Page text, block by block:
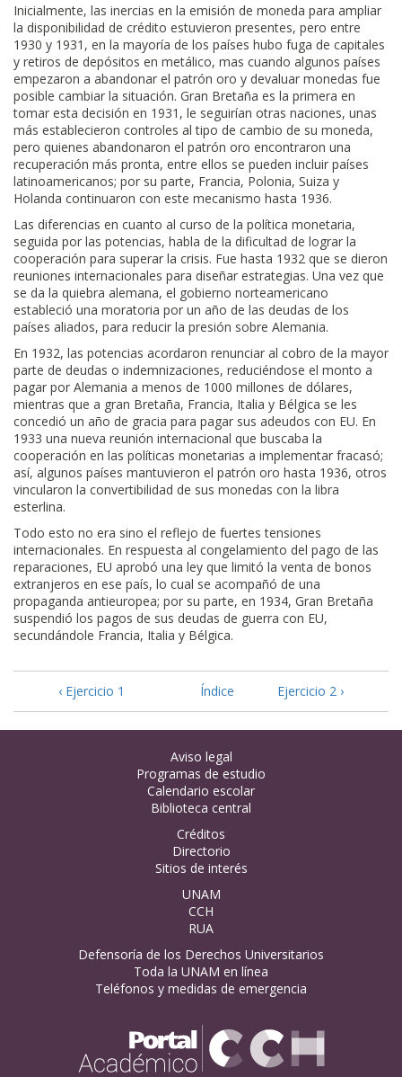
Inicialmente, las inercias en la emisión de moneda para ampliar
la disponibilidad de crédito estuvieron presentes, pero entre
1930 y 1931, en la mayoría de los países hubo fuga de capitales
y retiros de depósitos en metálico, mas cuando algunos países
empezaron a abandonar el patrón oro y devaluar monedas fue
posible cambiar la situación. Gran Bretaña es la primera en
tomar esta decisión en 1931, le seguirían otras naciones, unas
más establecieron controles al tipo de cambio de su moneda,
pero quienes abandonaron el patrón oro encontraron una
recuperación más pronta, entre ellos se pueden incluir países
latinoamericanos; por su parte, Francia, Polonia, Suiza y
Holanda continuaron con este mecanismo hasta 1936.
Las diferencias en cuanto al curso de la política monetaria,
seguida por las potencias, habla de la dificultad de lograr la
cooperación para superar la crisis. Fue hasta 1932 que se dieron
reuniones internacionales para diseñar estrategias. Una vez que
se da la quiebra alemana, el gobierno norteamericano
estableció una moratoria por un año de las deudas de los
países aliados, para reducir la presión sobre Alemania.
En 1932, las potencias acordaron renunciar al cobro de la mayor
parte de deudas o indemnizaciones, reduciéndose el monto a
pagar por Alemania a menos de 1000 millones de dólares,
mientras que a gran Bretaña, Francia, Italia y Bélgica se les
concedió un año de gracia para pagar sus adeudos con EU. En
1933 una nueva reunión internacional que buscaba la
cooperación en las políticas monetarias a implementar fracasó;
así, algunos países mantuvieron el patrón oro hasta 1936, otros
vincularon la convertibilidad de sus monedas con la libra
esterlina.
Todo esto no era sino el reflejo de fuertes tensiones
internacionales. En respuesta al congelamiento del pago de las
reparaciones, EU aprobó una ley que limitó la venta de bonos
extranjeros en ese país, lo cual se acompañó de una
propaganda antieuropea; por su parte, en 1934, Gran Bretaña
suspendió los pagos de sus deudas de guerra con EU,
secundándole Francia, Italia y Bélgica.
‹ Ejercicio 1 Índice Ejercicio 2 ›
Aviso legal
Programas de estudio
Calendario escolar
Biblioteca central
Créditos
Directorio
Sitios de interés
UNAM
CCH
RUA
Defensoría de los Derechos Universitarios
Toda la UNAM en línea
Teléfonos y medidas de emergencia